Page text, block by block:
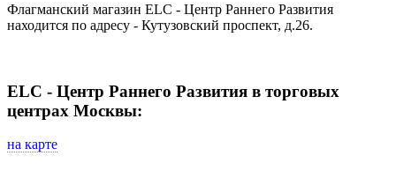
Флагманский магазин ELC - Центр Раннего Развития
находится по адресу - Кутузовский проспект, д.26.
ELC - Центр Раннего Развития в торговых
центрах Москвы:
на карте